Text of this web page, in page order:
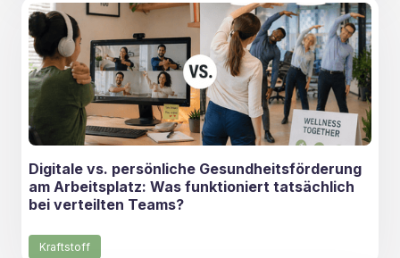
Digitale vs. persönliche Gesundheitsförderung
am Arbeitsplatz: Was funktioniert tatsächlich
bei verteilten Teams?
Kraftstoff